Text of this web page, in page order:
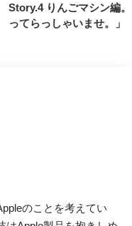
Story.4 りんごマシン編
ってらっしゃいませ。」
のことを考えてい